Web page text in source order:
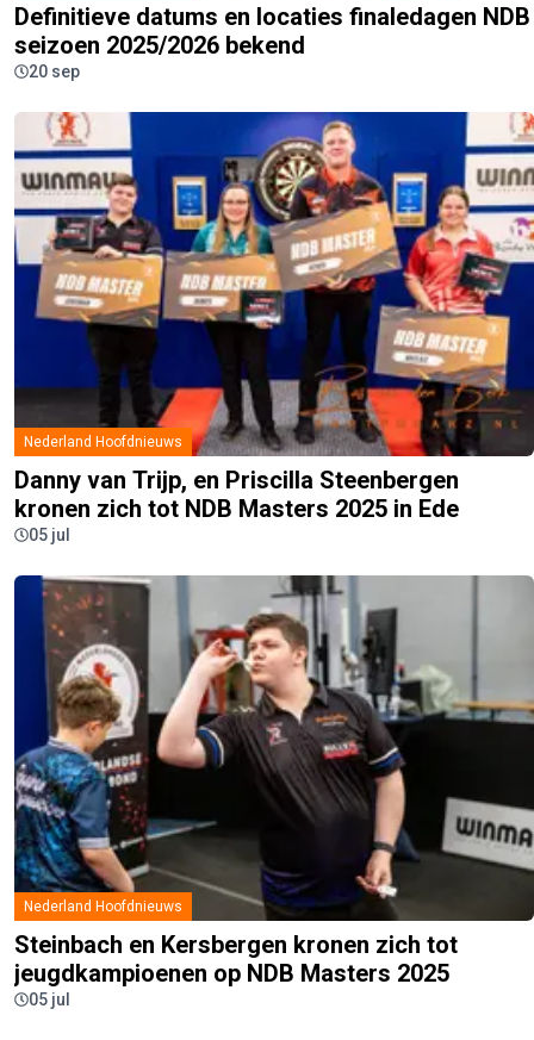
Definitieve datums en locaties finaledagen NDB
seizoen 2025/2026 bekend
20 sep
Nederland Hoofdnieuws
Danny van Trijp, en Priscilla Steenbergen
kronen zich tot NDB Masters 2025 in Ede
05 jul
Nederland Hoofdnieuws
Steinbach en Kersbergen kronen zich tot
jeugdkampioenen op NDB Masters 2025
05 jul